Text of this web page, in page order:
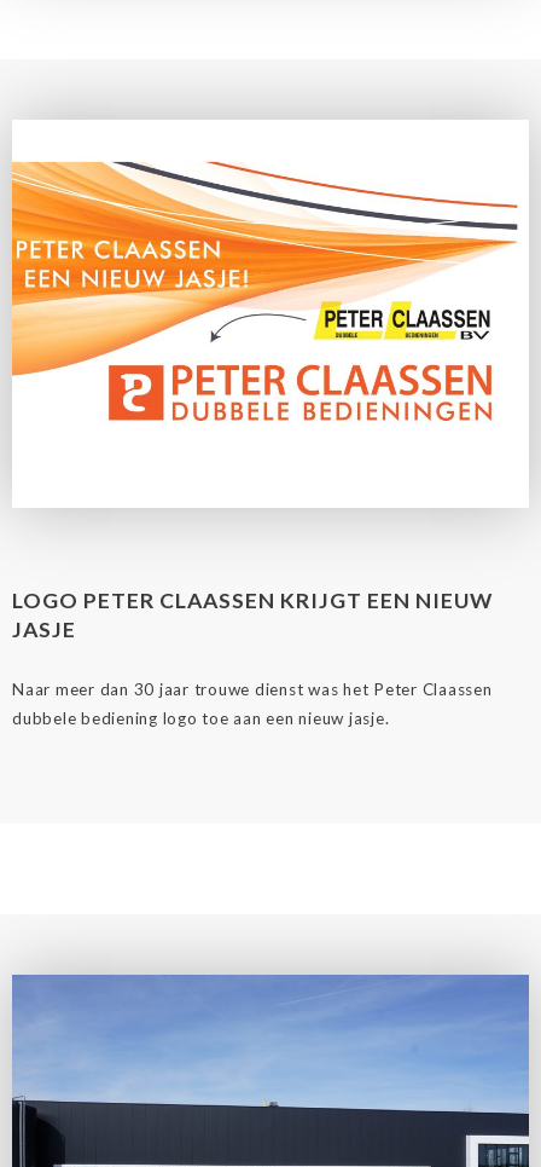
LOGO PETER CLAASSEN KRIJGT EEN NIEUW
JASJE
Naar meer dan 30 jaar trouwe dienst was het Peter Claassen
dubbele bediening logo toe aan een nieuw jasje.